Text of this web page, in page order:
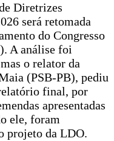
Diretrizes
será retomada
do Congresso
A análise foi
o relator da
(PSB-PB), pediu
final, por
apresentadas
ele, foram
projeto da LDO.